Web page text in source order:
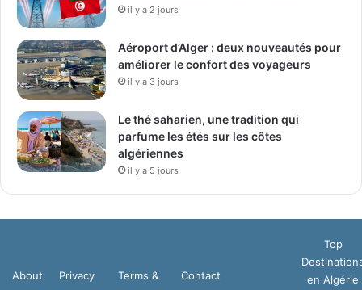
il y a 2 jours
Aéroport d’Alger : deux nouveautés pour
améliorer le confort des voyageurs
il y a 3 jours
Le thé saharien, une tradition qui
parfume les étés sur les côtes
algériennes
il y a 5 jours
About Privacy Terms & Contact
Top
en Algérie